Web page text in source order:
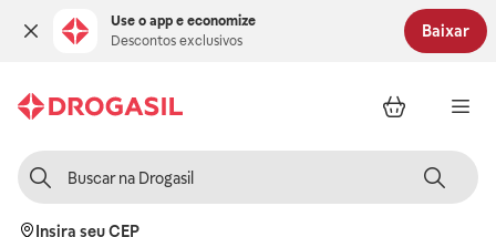
Use o app e economize
Descontos exclusivos
Baixar
Insira seu CEP